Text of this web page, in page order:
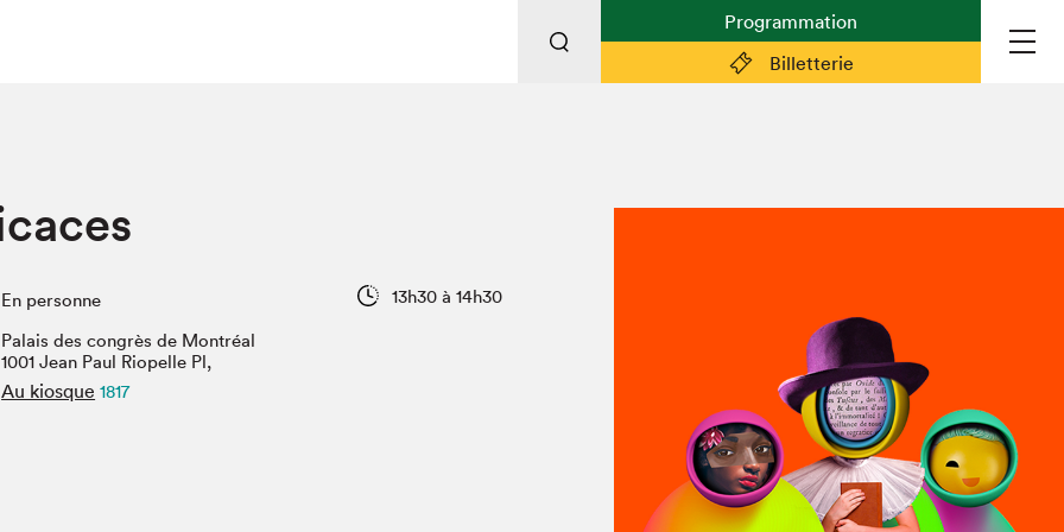
Billetterie
Programmation
Vidéos et balados
Espace exposant·e·s
Espace enseignant·e·s
Espace participant⋅e⋅s
Espace Salon dans la ville
Espace bénévoles
Devenir bénévole
En personne
13h30 à 14h30
Palais des congrès de Montréal
1001 Jean Paul Riopelle Pl,
Au kiosque 1817